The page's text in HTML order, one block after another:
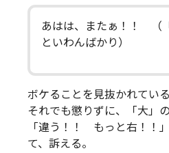
あはは、またぁ！！ （
といわんばかり）
ボケることを見抜かれている
それでも懲りずに、「大」
「違う！！ もっと右！！
て、訴える。